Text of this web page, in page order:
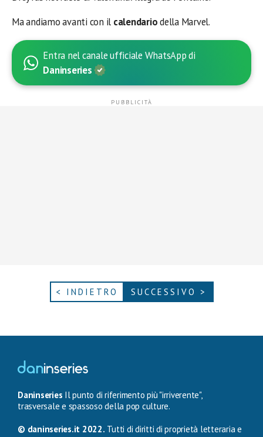
Ma andiamo avanti con il calendariodella Marvel.
Entra nel canale ufficiale WhatsApp di
Daninseries
< INDIETRO SUCCESSIVO >
Daninseries Il punto di riferimento più "irriverente",
trasversale e spassoso della pop culture.
© daninseries.it 2022. Tutti di diritti di proprietà letteraria e